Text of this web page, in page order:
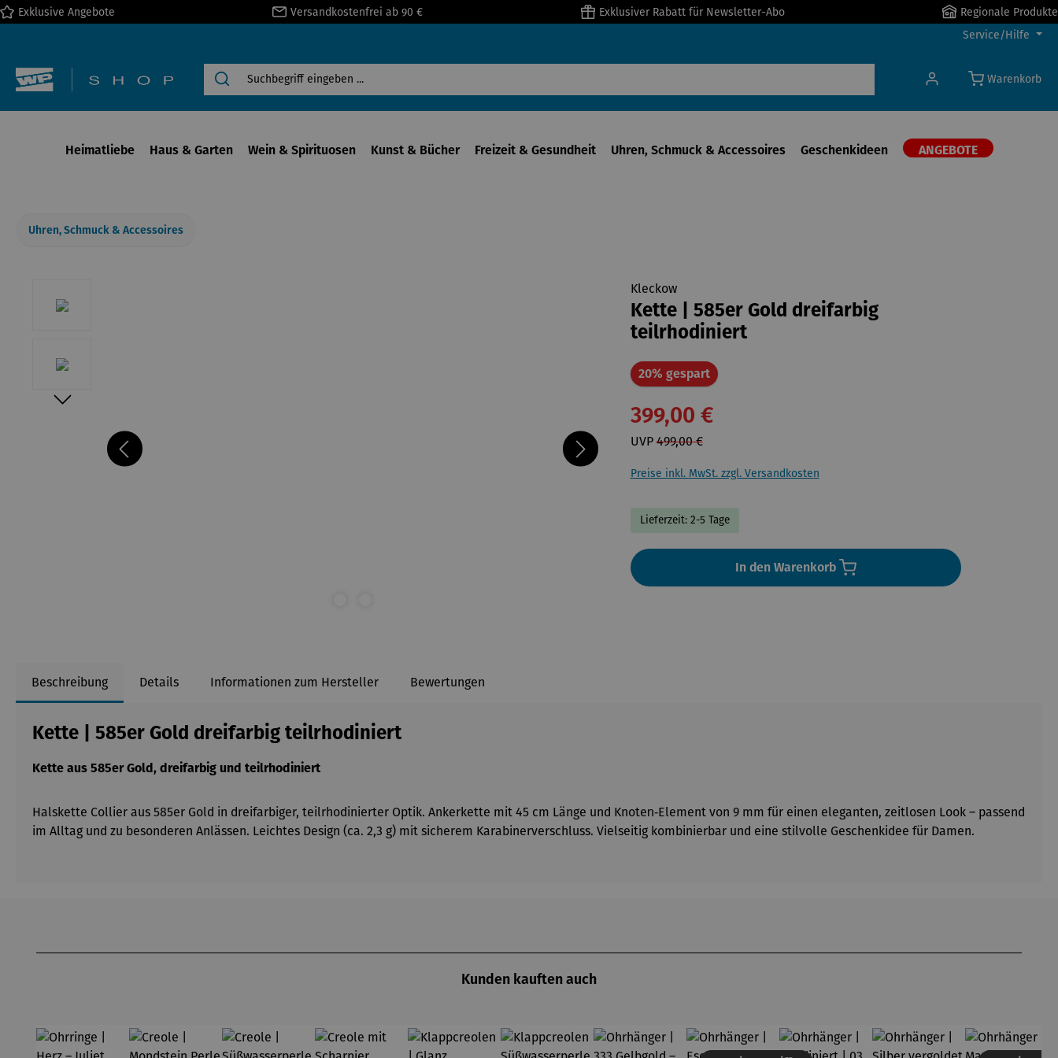
Zur Hauptnavigation springen
Exklusive Angebote Versandkostenfrei ab 90 € Exklusiver Rabatt für Newsletter-Abo
Regionale Produkte
Service/Hilfe
Warenkorb
Heimatliebe Haus & Garten Wein & Spirituosen Kunst & Bücher Freizeit & Gesundheit Uhren, Schmuck & Accessoires Geschenkideen ANGEBOTE
Uhren, Schmuck & Accessoires
Kleckow
Kette | 585er Gold dreifarbig
teilrhodiniert
20% gespartRabatt
399,00 €
UVP499,00 €
Preise inkl. MwSt. zzgl. Versandkosten
Lieferzeit: 2-5 Tage
In den Warenkorb
Beschreibung Details Informationen zum Hersteller Bewertungen
Kette | 585er Gold dreifarbig teilrhodiniert
Kette aus 585er Gold, dreifarbig und teilrhodiniert
Halskette Collier aus 585er Gold in dreifarbiger, teilrhodinierter Optik. Ankerkette mit 45 cm Länge und Knoten‑Element von 9 mm für einen eleganten, zeitlosen Look – passend
im Alltag und zu besonderen Anlässen. Leichtes Design (ca. 2,3 g) mit sicherem Karabinerverschluss. Vielseitig kombinierbar und eine stilvolle Geschenkidee für Damen.
Kunden kauften auch